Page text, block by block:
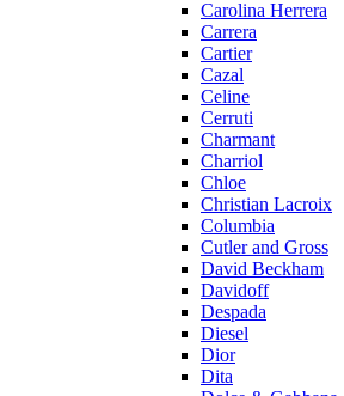
Carolina Herrera
Carrera
Cartier
Cazal
Celine
Cerruti
Charmant
Charriol
Chloe
Christian Lacroix
Columbia
Cutler and Gross
David Beckham
Davidoff
Despada
Diesel
Dior
Dita